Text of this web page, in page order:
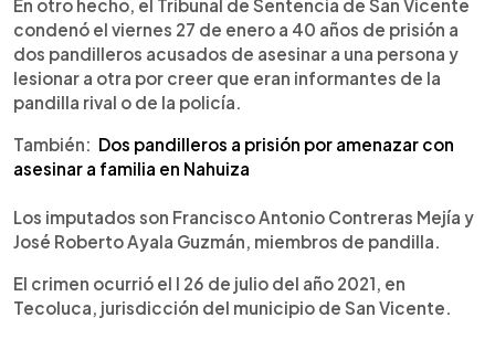
En otro hecho, el Tribunal de Sentencia de San Vicente
condenó el viernes 27 de enero a 40 años de prisión a
dos pandilleros acusados de asesinar a una persona y
lesionar a otra por creer que eran informantes de la
pandilla rival o de la policía.
También: Dos pandilleros a prisión por amenazar con
asesinar a familia en Nahuiza
Los imputados son Francisco Antonio Contreras Mejía y
José Roberto Ayala Guzmán, miembros de pandilla.
El crimen ocurrió el l 26 de julio del año 2021, en
Tecoluca, jurisdicción del municipio de San Vicente.